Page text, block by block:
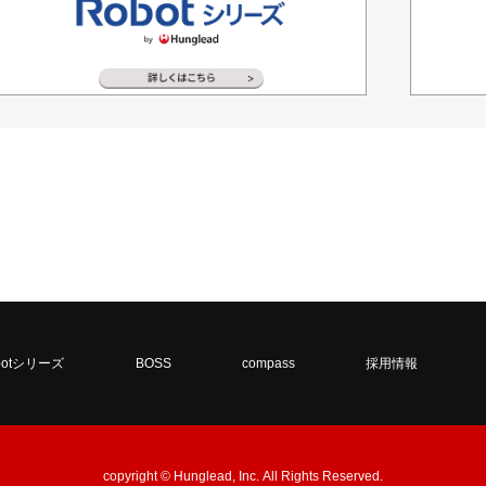
シリーズ BOSS compass 採用情報
copyright © Hunglead, Inc. All Rights Reserved.